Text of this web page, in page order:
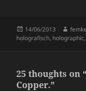
Posted
on
14/06/2013
holografisch, holographic,
25 thoughts on
Copper.”